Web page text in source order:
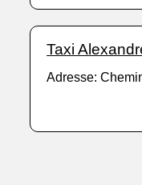
Taxi
Adresse: